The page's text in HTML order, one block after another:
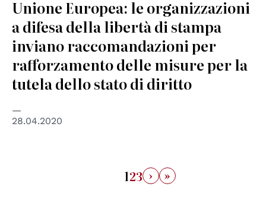
Unione Europea: le organizzazioni
a difesa della libertà di stampa
inviano raccomandazioni per
rafforzamento delle misure per la
tutela dello stato di diritto
28.04.2020
123 › »